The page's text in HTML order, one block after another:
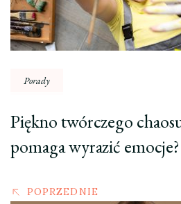
Porady
Piękno twórczego
pomaga wyrazić emocje?
POPRZEDNIE